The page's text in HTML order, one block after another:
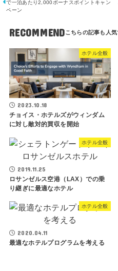
で一泊あたり2,000ボーナスポイントキャン
ペーン
RECOMMEND
ホテル全般
2023.10.18
チョイス・ホテルズがウィンダム
に対し敵対的買収を開始
ホテル全般
2019.11.25
ロサンゼルス空港（LAX）での乗
り継ぎに最適なホテル
ホテル全般
2020.04.11
最適なホテルプログラムを考える